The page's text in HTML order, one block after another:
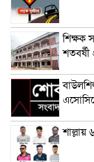
শিক্ষক
শতবর্ষী
শাল্লায়